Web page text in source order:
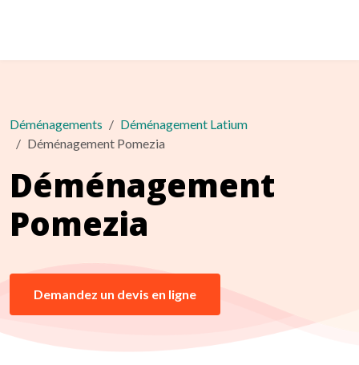
Déménagements
Déménagement Latium
Déménagement Pomezia
Déménagement
Pomezia
Demandez un devis en ligne